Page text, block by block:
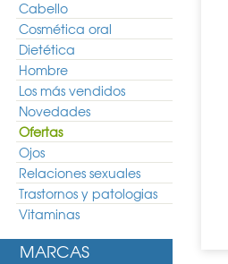
Cabello
Cosmética oral
Dietética
Hombre
Los más vendidos
Novedades
Ofertas
Ojos
Relaciones sexuales
Trastornos y patologias
Vitaminas
MARCAS
Hidratante
20.56 € 25.24 € 18.69 €